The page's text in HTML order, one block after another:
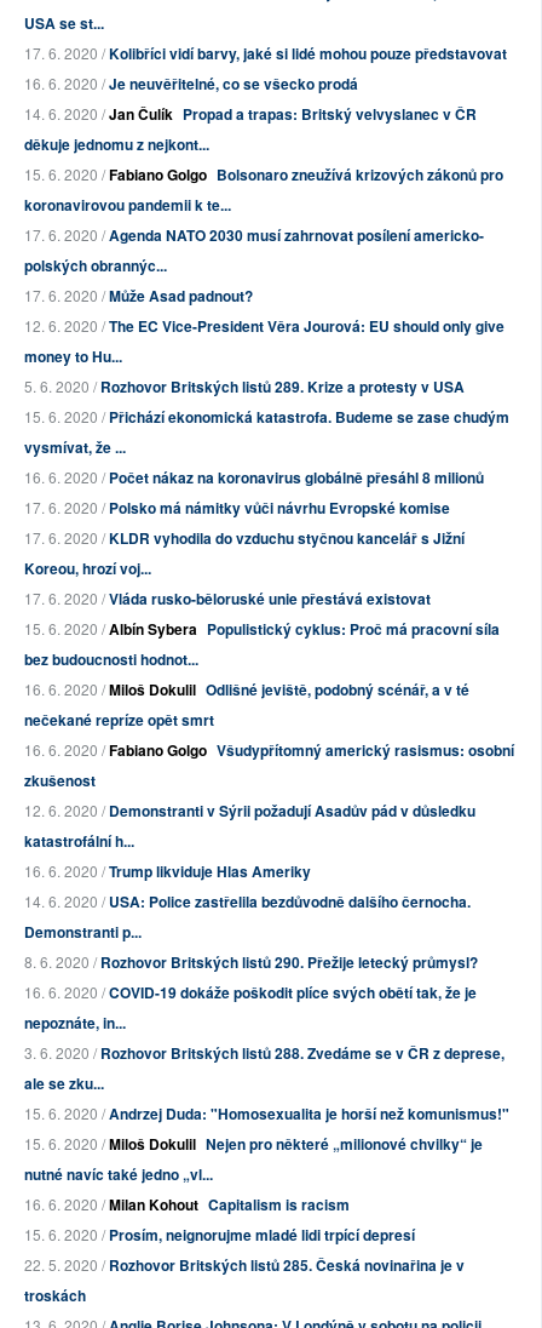
USA se st...
17. 6. 2020 /Kolibříci vidí barvy, jaké si lidé mohou pouze představovat
16. 6. 2020 /Je neuvěřitelné, co se všecko prodá
14. 6. 2020 /Jan Čulík Propad a trapas: Britský velvyslanec v ČR
děkuje jednomu z nejkont...
15. 6. 2020 /Fabiano Golgo Bolsonaro zneužívá krizových zákonů pro
koronavirovou pandemii k te...
17. 6. 2020 /Agenda NATO 2030 musí zahrnovat posílení americko-
polských obrannýc...
17. 6. 2020 /Může Asad padnout?
12. 6. 2020 /The EC Vice-President Věra Jourová: EU should only give
money to Hu...
5. 6. 2020 /Rozhovor Britských listů 289. Krize a protesty v USA
15. 6. 2020 /Přichází ekonomická katastrofa. Budeme se zase chudým
vysmívat, že ...
16. 6. 2020 /Počet nákaz na koronavirus globálně přesáhl 8 milionů
17. 6. 2020 /Polsko má námitky vůči návrhu Evropské komise
17. 6. 2020 /KLDR vyhodila do vzduchu styčnou kancelář s Jižní
Koreou, hrozí voj...
17. 6. 2020 /Vláda rusko-běloruské unie přestává existovat
15. 6. 2020 /Albín Sybera Populistický cyklus: Proč má pracovní síla
bez budoucnosti hodnot...
16. 6. 2020 /Miloš Dokulil Odlišné jeviště, podobný scénář, a v té
nečekané repríze opět smrt
16. 6. 2020 /Fabiano Golgo Všudypřítomný americký rasismus: osobní
zkušenost
12. 6. 2020 /Demonstranti v Sýrii požadují Asadův pád v důsledku
katastrofální h...
16. 6. 2020 /Trump likviduje Hlas Ameriky
14. 6. 2020 /USA: Police zastřelila bezdůvodně dalšího černocha.
Demonstranti p...
8. 6. 2020 /Rozhovor Britských listů 290. Přežije letecký průmysl?
16. 6. 2020 /COVID-19 dokáže poškodit plíce svých obětí tak, že je
nepoznáte, in...
3. 6. 2020 /Rozhovor Britských listů 288. Zvedáme se v ČR z deprese,
ale se zku...
15. 6. 2020 /Andrzej Duda: "Homosexualita je horší než komunismus!"
15. 6. 2020 /Miloš Dokulil Nejen pro některé „milionové chvilky“ je
nutné navíc také jedno „vl...
16. 6. 2020 /Milan Kohout Capitalism is racism
15. 6. 2020 /Prosím, neignorujme mladé lidi trpící depresí
22. 5. 2020 /Rozhovor Britských listů 285. Česká novinařina je v
troskách